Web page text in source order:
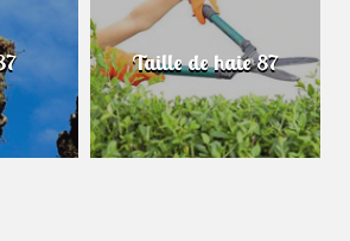
Taille de haie 87